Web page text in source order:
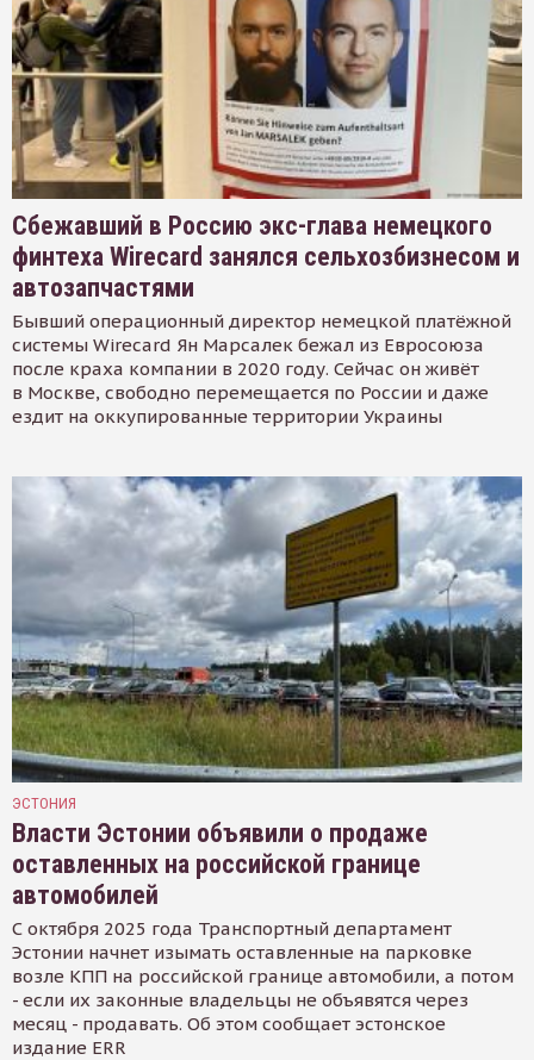
Сбежавший в Россию экс-глава немецкого
финтеха Wirecard занялся сельхозбизнесом и
автозапчастями
Бывший операционный директор немецкой платёжной
системы Wirecard Ян Марсалек бежал из Евросоюза
после краха компании в 2020 году. Сейчас он живёт
в Москве, свободно перемещается по России и даже
ездит на оккупированные территории Украины
ЭСТОНИЯ
Власти Эстонии объявили о продаже
оставленных на российской границе
автомобилей
С октября 2025 года Транспортный департамент
Эстонии начнет изымать оставленные на парковке
возле КПП на российской границе автомобили, а потом
- если их законные владельцы не объявятся через
месяц - продавать. Об этом сообщает эстонское
издание ERR